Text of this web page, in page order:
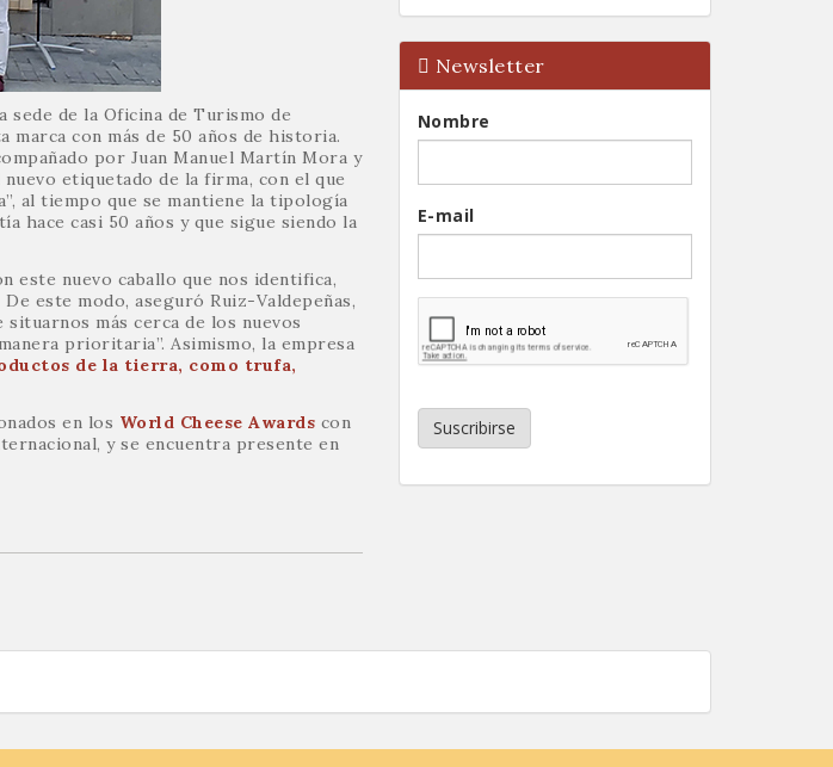
sede de la Oficina de Turismo de
con más de 50 años de historia.
por Juan Manuel Martín Mora y
etiquetado de la firma, con el que
al tiempo que se mantiene la tipología
hace casi 50 años y que sigue siendo la
este nuevo caballo que nos identifica,
este modo, aseguró Ruiz-Valdepeñas,
más cerca de los nuevos
prioritaria”. Asimismo, la empresa
de la tierra, como trufa,
en los World Cheese Awards con
y se encuentra presente en
Newsletter
Nombre
E-mail
Suscribirse